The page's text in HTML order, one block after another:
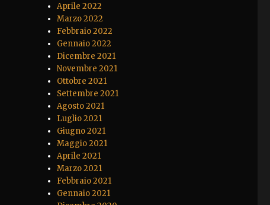
Aprile 2022
Marzo 2022
Febbraio 2022
Gennaio 2022
Dicembre 2021
Novembre 2021
Ottobre 2021
Settembre 2021
Agosto 2021
Luglio 2021
Giugno 2021
Maggio 2021
Aprile 2021
Marzo 2021
Febbraio 2021
Gennaio 2021